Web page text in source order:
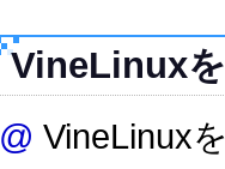
VineLinux
@ VineLinux